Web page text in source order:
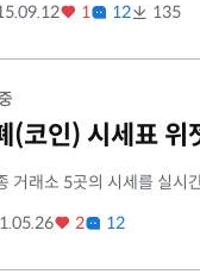
1 12 135
(코인) 시세표 위
거래소 5곳의 시세를 실시
2 12